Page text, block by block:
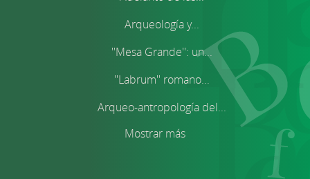
Arqueología y...
''Mesa Grande'': un...
''Labrum'' romano...
Arqueo-antropología del...
Mostrar más